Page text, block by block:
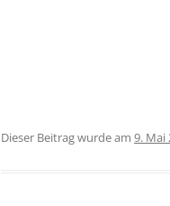
Dieser Beitrag wurde am 9. Mai